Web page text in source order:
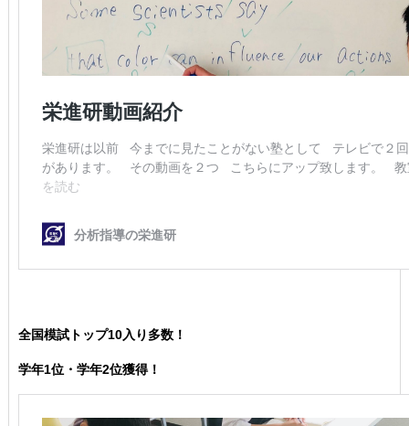
全国模試トップ10入り多数！
学年1位・学年2位獲得！